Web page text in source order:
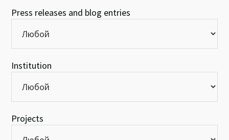
Press releases and blog entries
Institution
Projects